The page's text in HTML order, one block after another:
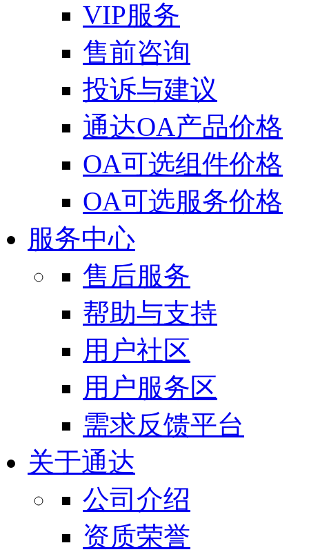
VIP服务
售前咨询
投诉与建议
通达OA产品价格
OA可选组件价格
OA可选服务价格
服务中心
售后服务
帮助与支持
用户社区
用户服务区
需求反馈平台
关于通达
公司介绍
资质荣誉